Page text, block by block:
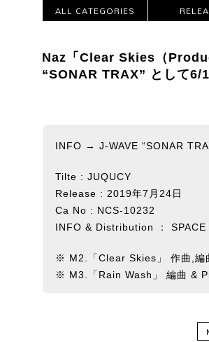
ALL CATEGORIES
Naz「Clear Skies（
“SONAR TRAX” として6/
INFO → J-WAVE “SONAR
Tilte : JUQUCY
Release : 2019年7月24日
Ca No : NCS-10232
INFO & Distribution ：
※ M2.「Clear Skies」 作曲,
※ M3.「Rain Wash」 編曲 &